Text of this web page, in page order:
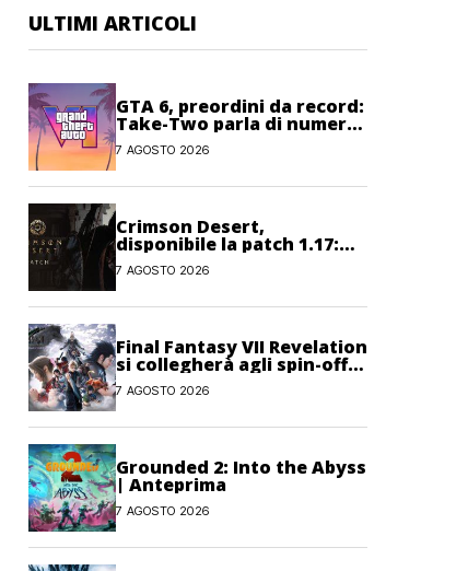
ULTIMI ARTICOLI
GTA 6, preordini da record:
Take-Two parla di numeri
“senza precedenti”
7 AGOSTO 2026
Crimson Desert,
disponibile la patch 1.17:
correzioni per sfide,
combattimento e
7 AGOSTO 2026
Final Fantasy VII Revelation
si collegherà agli spin-off
di FF7: Hamaguchi non si
pone limiti
7 AGOSTO 2026
Grounded 2: Into the Abyss
| Anteprima
7 AGOSTO 2026